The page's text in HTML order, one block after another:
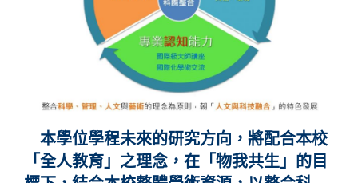
本學位學程未來的研究方向，將配合本校
「全人教育」之理念，在「物我共生」的目